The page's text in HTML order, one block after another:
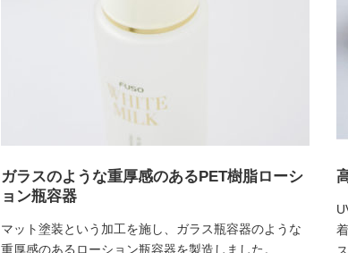
ガラスのような重厚感のあるPET樹脂ローシ
ョン瓶容器
マット塗装という加工を施し、ガラス瓶容器のような
重厚感のあるローション瓶容器を製造しました。